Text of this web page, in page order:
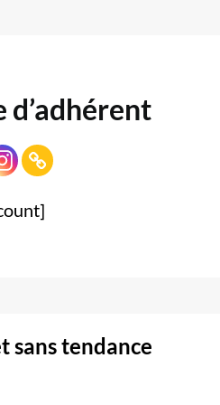
d’adhérent
sans tendance